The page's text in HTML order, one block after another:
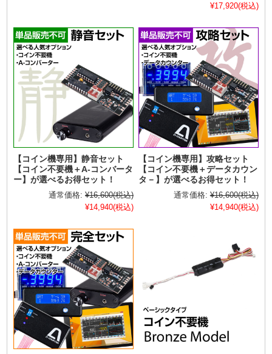
¥17,920(税込)
【コイン機専用】静音セット
【コイン不要機＋A-コンバータ
ー】が選べるお得セット！
通常価格: ¥16,600(税込)
¥14,940(税込)
【コイン機専用】攻略セット
【コイン不要機＋データカウン
タ－】が選べるお得セット！
通常価格: ¥16,600(税込)
¥14,940(税込)